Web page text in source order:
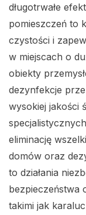
długotrwałe
pomieszczeń to
czystości i
w miejscach o
obiekty
dezynfekcje
wysokiej jakości
eliminację
domów oraz
to działania
bezpieczeństwa
takimi jak